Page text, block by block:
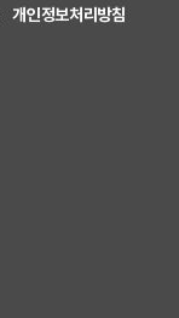
개인정보처리방침